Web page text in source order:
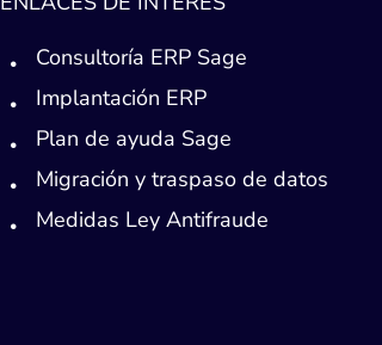
Consultoría ERP Sage
Implantación ERP
Plan de ayuda Sage
Migración y traspaso de datos
Medidas Ley Antifraude